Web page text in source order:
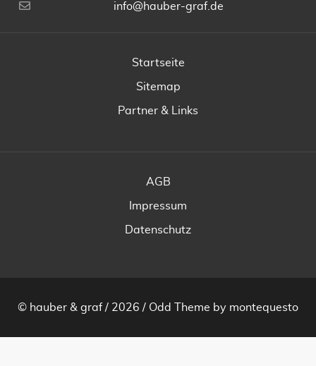
info@hauber-graf.de
Startseite
Sitemap
Partner & Links
AGB
Impressum
Datenschutz
© hauber & graf / 2026 / Odd Theme by montequesto